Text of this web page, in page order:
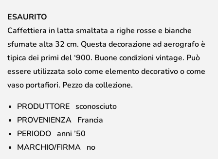
ESAURITO
Caffettiera in latta smaltata a righe rosse e bianche
sfumate alta 32 cm. Questa decorazione ad aerografo è
tipica dei primi del ‘900. Buone condizioni vintage. Può
essere utilizzata solo come elemento decorativo o come
vaso portafiori. Pezzo da collezione.
PRODUTTORE sconosciuto
PROVENIENZA Francia
PERIODO anni ’50
MARCHIO/FIRMA no